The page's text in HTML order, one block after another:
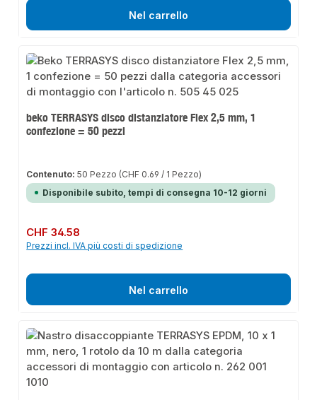
Nel carrello
beko TERRASYS disco distanziatore Flex 2,5 mm, 1
confezione = 50 pezzi
Contenuto:50 Pezzo (CHF 0.69 / 1 Pezzo)
Disponibile subito, tempi di consegna 10-12 giorni
Prezzo normale:
CHF 34.58
Prezzi incl. IVA più costi di spedizione
Nel carrello